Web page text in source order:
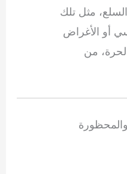
مثل تلك
أو الأغراض
من